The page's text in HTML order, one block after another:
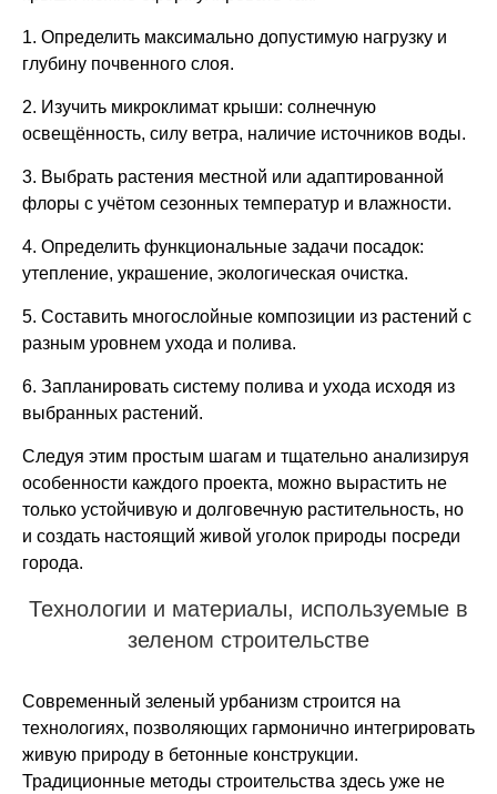
1. Определить максимально допустимую нагрузку и
глубину почвенного слоя.
2. Изучить микроклимат крыши: солнечную
освещённость, силу ветра, наличие источников воды.
3. Выбрать растения местной или адаптированной
флоры с учётом сезонных температур и влажности.
4. Определить функциональные задачи посадок:
утепление, украшение, экологическая очистка.
5. Составить многослойные композиции из растений с
разным уровнем ухода и полива.
6. Запланировать систему полива и ухода исходя из
выбранных растений.
Следуя этим простым шагам и тщательно анализируя
особенности каждого проекта, можно вырастить не
только устойчивую и долговечную растительность, но
и создать настоящий живой уголок природы посреди
города.
Технологии и материалы, используемые в
зеленом строительстве
Современный зеленый урбанизм строится на
технологиях, позволяющих гармонично интегрировать
живую природу в бетонные конструкции.
Традиционные методы строительства здесь уже не